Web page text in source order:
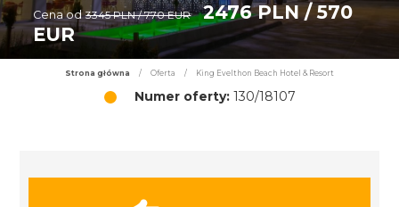
Cena od 3345 PLN / 770 EUR
2476 PLN / 570
EUR
Strona główna / Oferta / King Evelthon Beach Hotel & Resort
Numer oferty:130/18107